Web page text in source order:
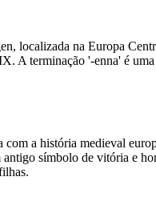
localizada na Europa
terminação '-enna' é
a história medieval
símbolo de vitória e